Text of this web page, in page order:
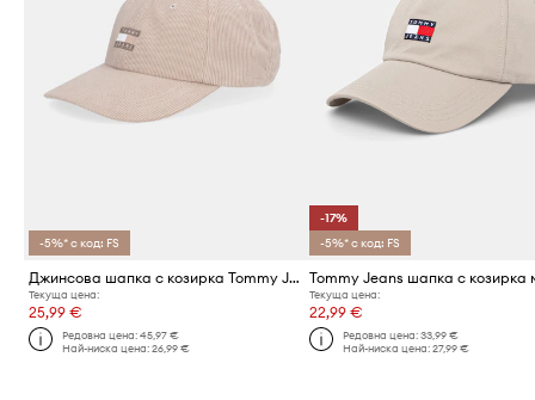
-5%* с код: FS
Джинсова шапка с козирка Tommy Jeans
Текуща цена:
25,99 €
Редовна цена:45,97 €
Най-ниска цена:26,99 €
-17%
-5%* с код: FS
Текуща цена:
22,99 €
Редовна цена: 33,99 €
Най-ниска цена: 27,99 €